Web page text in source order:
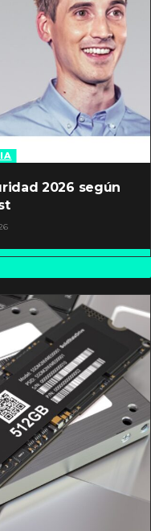
2026 según